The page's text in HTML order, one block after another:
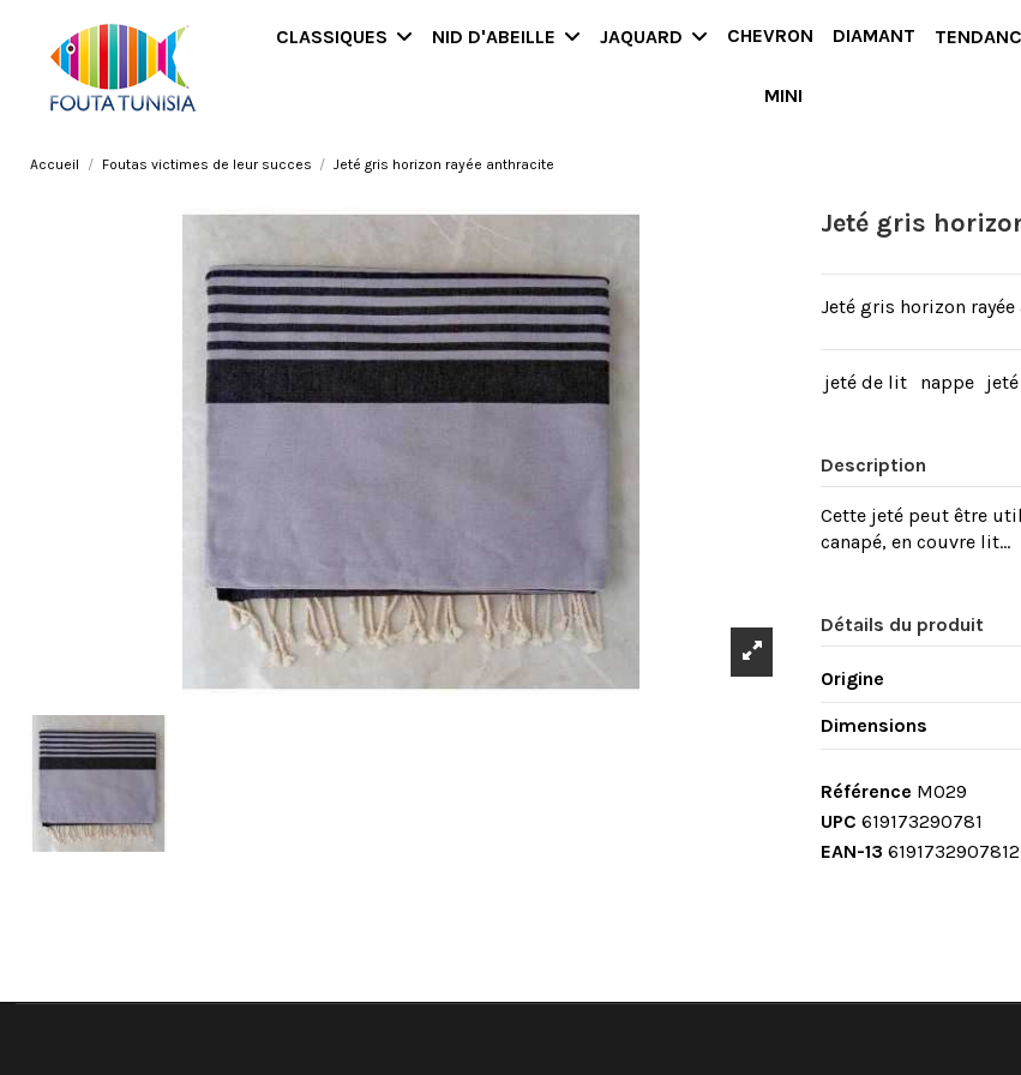
CLASSIQUES NID D'ABEILLE JAQUARD CHEVRON DIAMANT
MINI
Accueil Foutas victimes de leur succes Jeté gris horizon rayée anthracite
Jeté gris
Jeté gris horizon
jeté de lit nappe
Description
Cette jeté peut être
canapé, en couvre lit...
Détails du produit
Origine
Dimensions
Référence M029
UPC 619173290781
EAN-13 6191732907812